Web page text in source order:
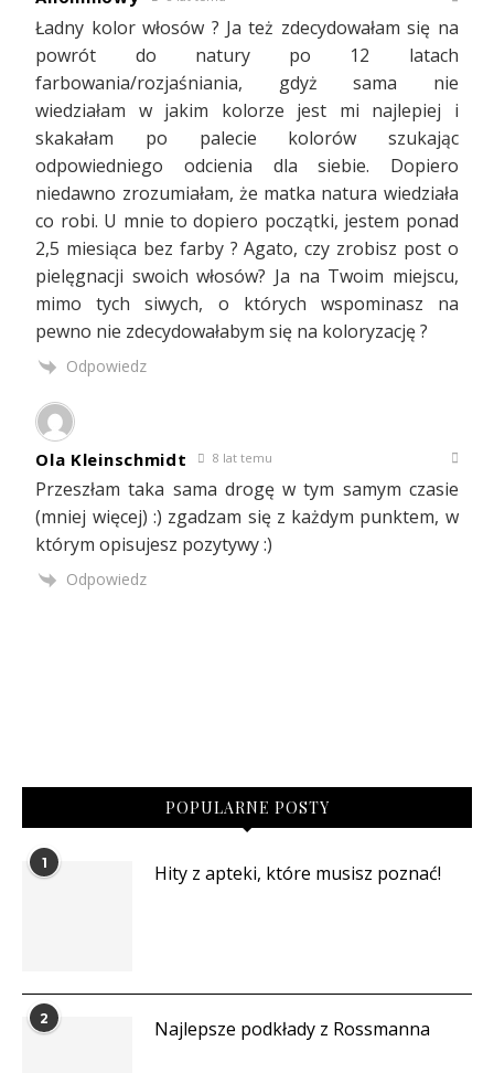
Ładny kolor włosów ? Ja też zdecydowałam się na
powrót do natury po 12 latach
farbowania/rozjaśniania, gdyż sama nie
wiedziałam w jakim kolorze jest mi najlepiej i
skakałam po palecie kolorów szukając
odpowiedniego odcienia dla siebie. Dopiero
niedawno zrozumiałam, że matka natura wiedziała
co robi. U mnie to dopiero początki, jestem ponad
2,5 miesiąca bez farby ? Agato, czy zrobisz post o
pielęgnacji swoich włosów? Ja na Twoim miejscu,
mimo tych siwych, o których wspominasz na
pewno nie zdecydowałabym się na koloryzację ?
Odpowiedz
Ola Kleinschmidt 8 lat temu
Przeszłam taka sama drogę w tym samym czasie
(mniej więcej) :) zgadzam się z każdym punktem, w
którym opisujesz pozytywy :)
Odpowiedz
POPULARNE POSTY
1 Hity z apteki, które musisz poznać!
2 Najlepsze podkłady z Rossmanna